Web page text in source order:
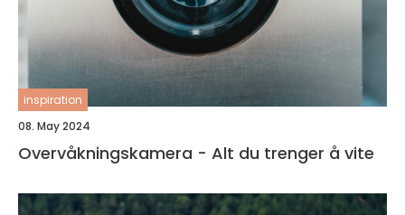
inspiration
08. May 2024
Overvåkningskamera - Alt du trenger å vite